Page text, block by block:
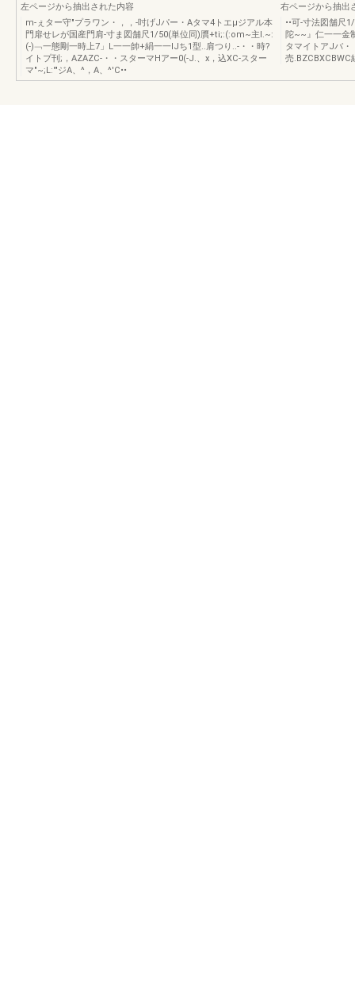
左ページから抽出された内容
m-ぇター守"プラワン・，，-吋げJパー・Aタマ4トエμジアル本
門扉せレが国産門肩-寸ま図舗尺1/50(単位同)贋+ti;:(:om~主I.~:
(-)﹁一態剛一時上7」L一一帥+絹一一lJち1型..肩つり..-・・時?
イトプ刊;，AZAZC-・・スターマHアー0(-J.、x，込XC-スター
マ"~;L:'"ジA、^，A、^'C••
右ページから抽出
••可-寸法図舗尺
陀~~』仁一一金
タマイトアJバ・
売.BZCBXCBWC